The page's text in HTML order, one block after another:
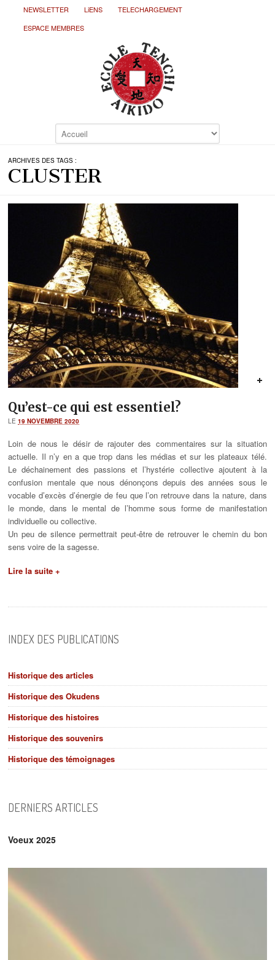
NEWSLETTER LiENS
TELECHARGEMENT
ESPACE MEMBRES
ARCHIVES DES TAGS :
CLUSTER
Qu’est-ce qui est essentiel?
LE19 NOVEMBRE 2020
Loin de nous le désir de rajouter des commentaires sur la situation
actuelle. Il n’y en a que trop dans les médias et sur les plateaux télé.
Le déchainement des passions et l’hystérie collective ajoutent à la
confusion mentale que nous dénonçons depuis des années sous le
vocable d’excès d’énergie de feu que l’on retrouve dans la nature, dans
le monde, dans le mental de l’homme sous forme de manifestation
individuelle ou collective.
Un peu de silence permettrait peut-être de retrouver le chemin du bon
sens voire de la sagesse.
Lire la suite +
INDEX DES PUBLICATIONS
Historique des articles
Historique des Okudens
Historique des histoires
Historique des souvenirs
Historique des témoignages
DERNIERS ARTICLES
Voeux 2025